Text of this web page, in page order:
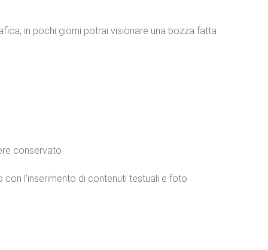
in pochi giorni potrai visionare una bozza fatta
conservato
l'inserimento di contenuti testuali e foto